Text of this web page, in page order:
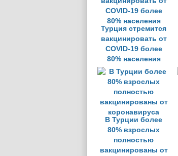
Турция стремится
вакцинировать от
COVID-19 более
80% населения
В Турции более
80% взрослых
полностью
вакцинированы от